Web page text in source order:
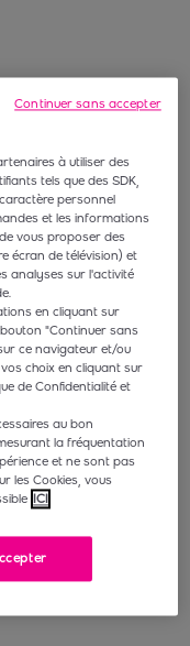
à utiliser des
tels que des SDK,
personnel
et les informations
vous proposer des
écran de télévision) et
analyses sur l'activité
en cliquant sur
"Continuer sans
ce navigateur et/ou
choix en cliquant sur
de Confidentialité et
au bon
la fréquentation
et ne sont pas
les Cookies, vous
ICI
Continuer sans accepter